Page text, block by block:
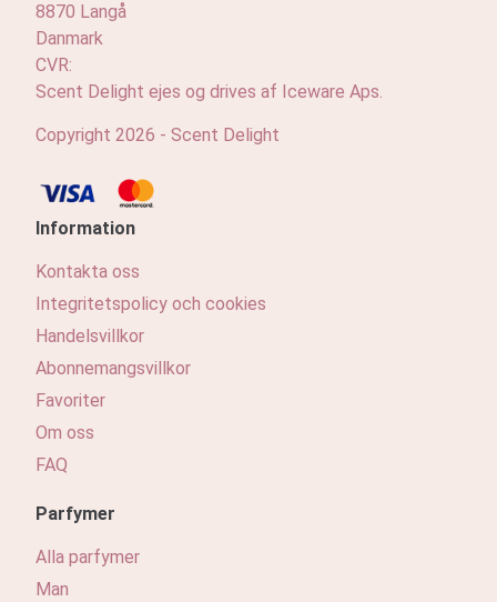
8870 Langå
Danmark
CVR:
Scent Delight ejes og drives af Iceware Aps.
Copyright 2026 - Scent Delight
Information
Kontakta oss
Integritetspolicy och cookies
Handelsvillkor
Abonnemangsvillkor
Favoriter
Om oss
FAQ
Parfymer
Alla parfymer
Man